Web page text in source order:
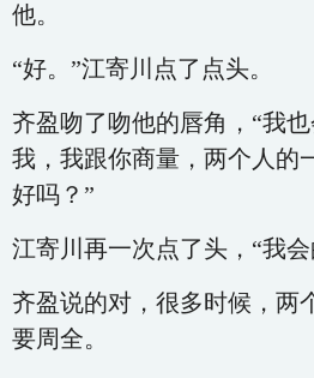
他。
“好。”江寄川点了点头。
齐盈吻了吻他的唇角，“我
我，我跟你商量，两个人的
好吗？”
江寄川再一次点了头，“我
齐盈说的对，很多时候，两
要周全。